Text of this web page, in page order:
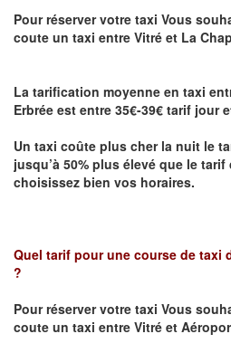
Pour réserver votre taxi Vous
coute un taxi entre Vitré et La
La tarification moyenne en taxi
Erbrée est entre 35€-39€ tarif jour
Un taxi coûte plus cher la nuit le
jusqu’à 50% plus élevé que le
choisissez bien vos horaires.
Quel tarif pour une course de taxi
?
Pour réserver votre taxi Vous
coute un taxi entre Vitré et